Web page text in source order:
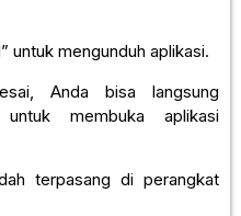
untuk mengunduh aplikasi.
Anda bisa langsung
membuka aplikasi
terpasang di perangkat